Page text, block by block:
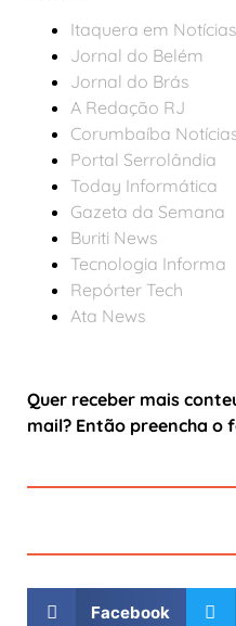
Itaquera em Notícias
Jornal do Belém
Jornal do Brás
A Redação RJ
Corumbaíba
Portal Serrolândia
Today Informática
Gazeta da Semana
Buriti News
Tecnologia Informa
Repórter Tech
Ata News
Quer receber mais
mail? Então preencha o
Facebook